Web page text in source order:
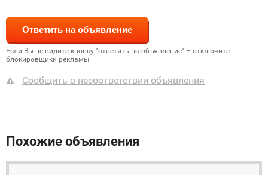
Если Вы не видите кнопку "ответить на объявление" – отключите
блокировщики рекламы
Сообщить о несоответствии объявления
Похожие объявления